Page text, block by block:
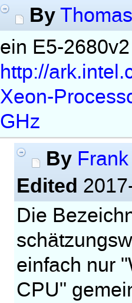
By
ein E5-
http://
Xeon-
GHz
By
Edited
Die
einfach nur
CPU"